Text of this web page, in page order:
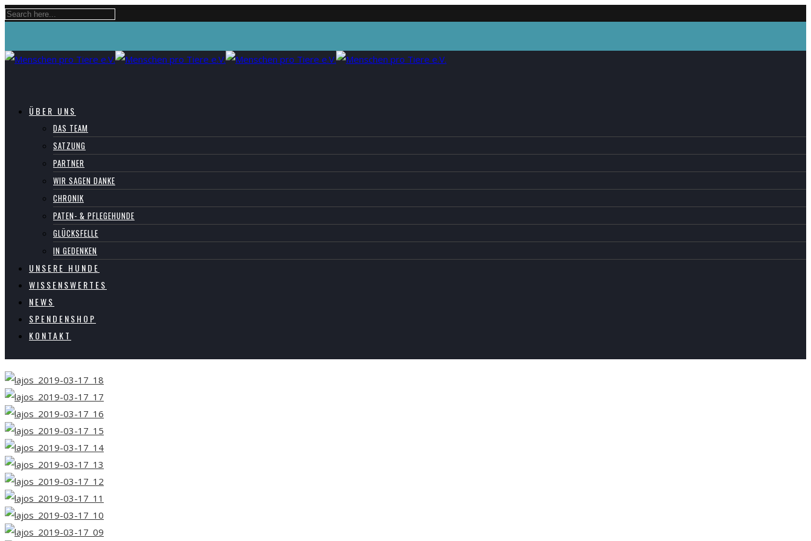
ÜBER UNS
DAS TEAM
SATZUNG
PARTNER
WIR SAGEN DANKE
CHRONIK
PATEN- & PFLEGEHUNDE
GLÜCKSFELLE
IN GEDENKEN
UNSERE HUNDE
WISSENSWERTES
NEWS
SPENDENSHOP
KONTAKT